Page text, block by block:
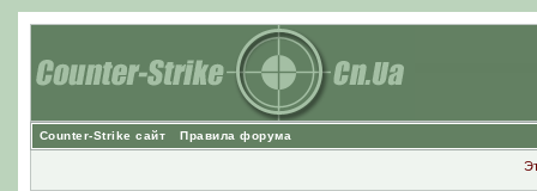
Counter-Strike сайт Правила форума